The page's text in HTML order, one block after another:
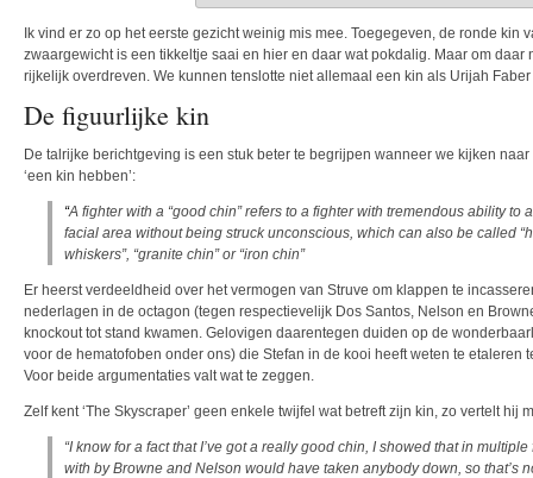
Ik vind er zo op het eerste gezicht weinig mis mee. Toegegeven, de ronde kin
zwaargewicht is een tikkeltje saai en hier en daar wat pokdalig. Maar om daar
rijkelijk overdreven. We kunnen tenslotte niet allemaal een kin als Urijah
De figuurlijke kin
De talrijke berichtgeving is een stuk beter te begrijpen wanneer we kijken
‘een kin hebben’:
“A fighter with a “good chin” refers to a fighter with tremendous ability to
facial area without being struck unconscious, which can also be called
whiskers”, “granite chin” or “iron chin”
Er heerst verdeeldheid over het vermogen van Struve om klappen te
nederlagen in de octagon (tegen respectievelijk Dos Santos, Nelson en
knockout tot stand kwamen. Gelovigen daarentegen duiden op de
voor de hematofoben onder ons) die Stefan in de kooi heeft weten te etaleren
Voor beide argumentaties valt wat te zeggen.
Zelf kent ‘The Skyscraper’ geen enkele twijfel wat betreft zijn kin, zo vertelt hij
“I know for a fact that I’ve got a really good chin, I showed that in
with by Browne and Nelson would have taken anybody down, so that’s